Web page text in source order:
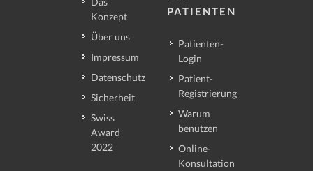
Konzept
Über uns
Impressum
Datenschutz
Sicherheit
Swiss
Award
2022
PATIENTEN
Patienten-
Login
Patient-
Registrierung
Warum
benutzen
Online-
Konsultation